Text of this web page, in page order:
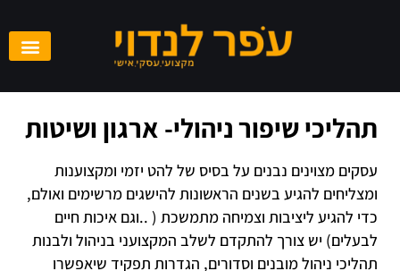
תהליכי שיפור ניהולי- ארגון ושיטות
עסקים מצוינים נבנים על בסיס של להט יזמי ומקצוענות
ומצליחים להגיע בשנים הראשונות להישגים מרשימים ואולם,
כדי להגיע ליציבות וצמיחה מתמשכת ( ..וגם איכות חיים
לבעלים) יש צורך להתקדם לשלב המקצועני בניהול ולבנות
תהליכי ניהול מובנים וסדורים, הגדרות תפקיד שיאפשרו